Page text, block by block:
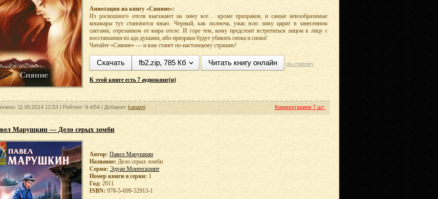
Аннотация на книгу «Сияние»:
Из роскошного отеля выезжают на зиму все… кроме призраков, и самые невообразимые
кошмары тут становятся явью. Черный, как полночь, ужас всю зиму царит в занесенном
снегами, отрезанном от мира отеле. И горе тем, кому предстоит встретиться лицом к лицу с
восставшими из ада душами, ибо призраки будут убивать снова и снова!
Читайте «Сияние» — и вам станет по-настоящему страшно!
Скачать fb2.zip, 785 Кб Читать книгу онлайн по-старому
К этой книге есть 7 аудиокниг(и)
11.05.2014 12:53 | Рейтинг: 9.4/54 | Добавил: kagami Комментариев 7 шт.
Марушкин — Дело серых зомби
Автор: Павел Марушкин
Название: Дело серых зомби
Серия: Эдуар Монтескрипт
Номер книги в серии: 1
Год: 2011
ISBN: 978-5-699-52913-1